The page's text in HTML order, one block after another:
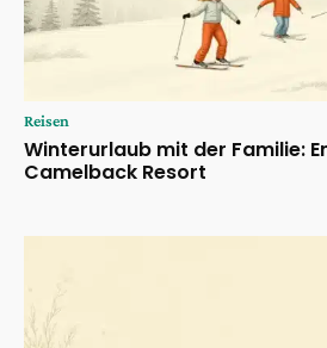
Reisen
Winterurlaub mit der Familie:
Camelback Resort